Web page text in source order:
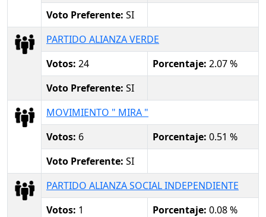
Voto Preferente: SI
PARTIDO ALIANZA VERDE
Votos: 24 Porcentaje: 2.07 %
Voto Preferente: SI
MOVIMIENTO " MIRA "
Votos: 6 Porcentaje: 0.51 %
Voto Preferente: SI
PARTIDO ALIANZA SOCIAL INDEPENDIENTE
Votos: 1 Porcentaje: 0.08 %